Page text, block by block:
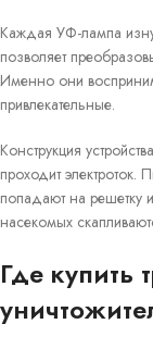
Каждая УФ-лампа
позволяет
Именно они
привлекательные.
Конструкция
проходит электроток.
попадают на решетку
насекомых
Где купить